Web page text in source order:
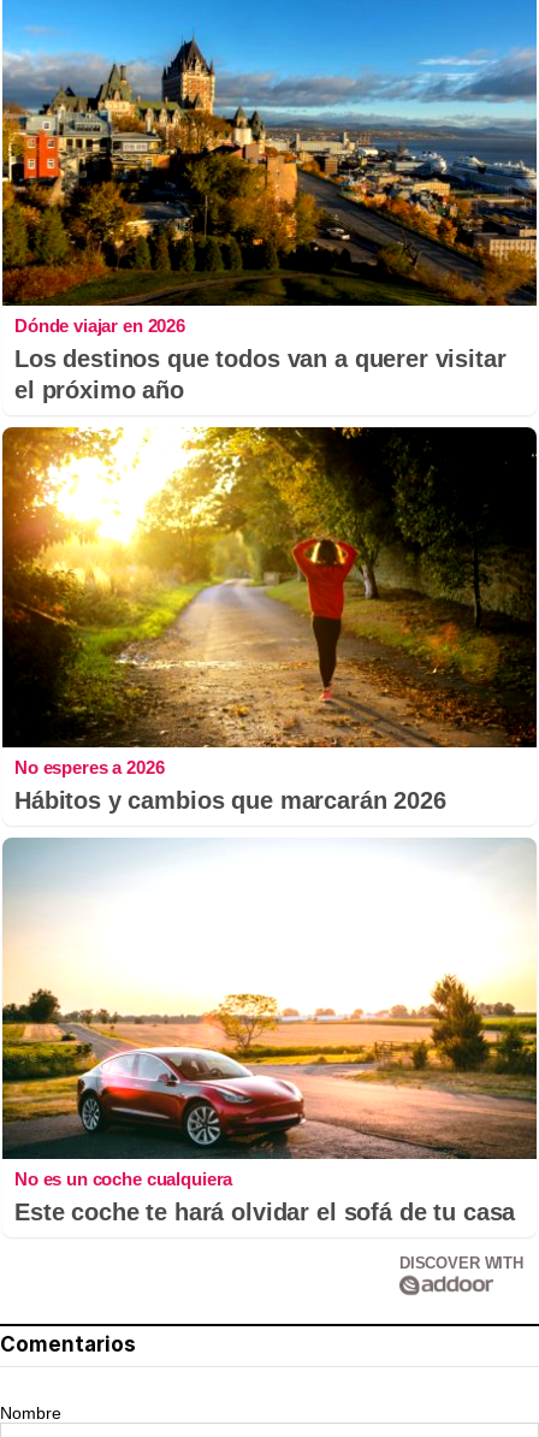
Dónde viajar en 2026
Los destinos que todos van a querer visitar
el próximo año
No esperes a 2026
Hábitos y cambios que marcarán 2026
No es un coche cualquiera
Este coche te hará olvidar el sofá de tu casa
DISCOVER WITH
Comentarios
Nombre